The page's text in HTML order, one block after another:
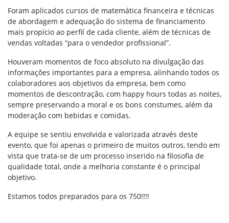
Foram aplicados cursos de matemática financeira e técnicas
de abordagem e adequação do sistema de financiamento
mais propício ao perfil de cada cliente, além de técnicas de
vendas voltadas “para o vendedor profissional”.
Houveram momentos de foco absoluto na divulgação das
informações importantes para a empresa, alinhando todos os
colaboradores aos objetivos da empresa, bem como
momentos de descontração, com happy hours todas as noites,
sempre preservando a moral e os bons constumes, além da
moderação com bebidas e comidas.
A equipe se sentiu envolvida e valorizada através deste
evento, que foi apenas o primeiro de muitos outros, tendo em
vista que trata-se de um processo inserido na filosofia de
qualidade total, onde a melhoria constante é o principal
objetivo.
Estamos todos preparados para os 750!!!!